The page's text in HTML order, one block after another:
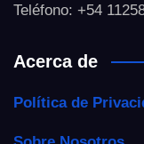
Teléfono: +54
Acerca de
Política de